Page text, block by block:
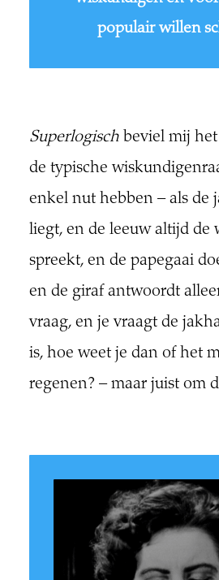
populair willen
Superlogisch beviel mij
de typische
enkel nut hebben – als de
liegt, en de leeuw altijd de
spreekt, en de papegaai
en de giraf antwoordt
vraag, en je vraagt de
is, hoe weet je dan of het
regenen? – maar juist om